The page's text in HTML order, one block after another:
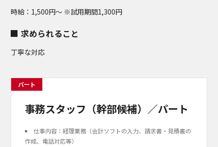
時給：1,500円〜 ※試用期間1,300円
求められること
丁寧な対応
パート
事務スタッフ（幹部候補）／パート
仕事内容：経理業務（会計ソフトの入力、請求書・見積書の
作成、電話対応等）